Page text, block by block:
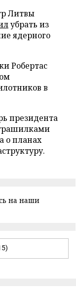
Литвы
убрать из
ядерного
Робертас
в
президента
о планах
на наши